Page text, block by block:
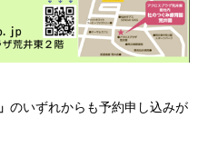
のいずれからも予約申し込みが